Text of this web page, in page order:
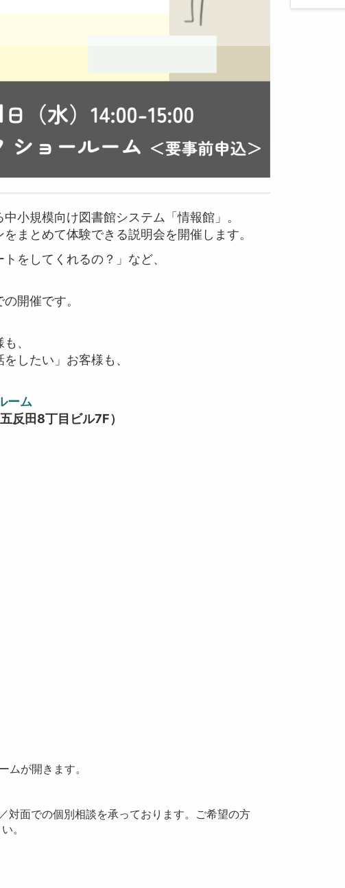
小規模向け図書館システム「情報館」。
まとめて体験できる説明会を開催します。
をしてくれるの？」など、
開催です。
、
したい」お客様も、
ーム
田8丁目ビル7F）
が開きます。
対面での個別相談を承っております。ご希望の方
。